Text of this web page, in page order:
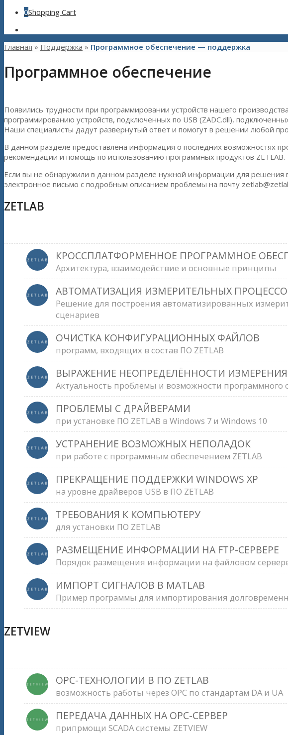
0Shopping Cart
Главная » Поддержка » Программное обеспечение — поддержка
Программное обеспечение
Появились трудности при программировании устройств нашего
программированию устройств, подключенных по USB (ZADC.dll),
Наши специалисты дадут развернутый ответ и помогут в решении любой
В данном разделе предоставлена информация о последних возможностях
рекомендации и помощь по использованию программных продуктов ZETLAB.
Если вы не обнаружили в данном разделе нужной информации для решения
электронное письмо с подробным описанием проблемы на почту
ZETLAB
КРОССПЛАТФОРМЕННОЕ ПРОГРАММНОЕ
Архитектура, взаимодействие и основные принципы
АВТОМАТИЗАЦИЯ ИЗМЕРИТЕЛЬНЫХ
Решение для построения автоматизированных
сценариев
ОЧИСТКА КОНФИГУРАЦИОННЫХ ФАЙЛОВ
программ, входящих в состав ПО ZETLAB
ВЫРАЖЕНИЕ НЕОПРЕДЕЛЁННОСТИ ИЗМЕРЕНИЯ
Актуальность проблемы и возможности программного
ПРОБЛЕМЫ С ДРАЙВЕРАМИ
при установке ПО ZETLAB в Windows 7 и Windows 10
УСТРАНЕНИЕ ВОЗМОЖНЫХ НЕПОЛАДОК
при работе с программным обеспечением ZETLAB
ПРЕКРАЩЕНИЕ ПОДДЕРЖКИ WINDOWS XP
на уровне драйверов USB в ПО ZETLAB
ТРЕБОВАНИЯ К КОМПЬЮТЕРУ
для установки ПО ZETLAB
РАЗМЕЩЕНИЕ ИНФОРМАЦИИ НА FTP-СЕРВЕРЕ
Порядок размещения информации на файловом
ИМПОРТ СИГНАЛОВ В MATLAB
Пример программы для импортирования
ZETVIEW
OPC-ТЕХНОЛОГИИ В ПО ZETLAB
возможность работы через OPC по стандартам DA и UA
ПЕРЕДАЧА ДАННЫХ НА OPC-СЕРВЕР
припрмощи SCADA системы ZETVIEW